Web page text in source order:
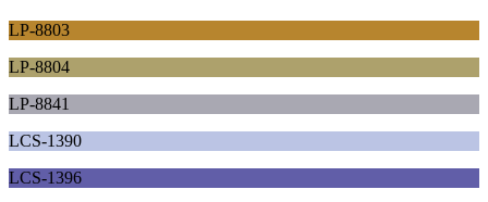
LP-8803
LP-8804
LP-8841
LCS-1390
LCS-1396